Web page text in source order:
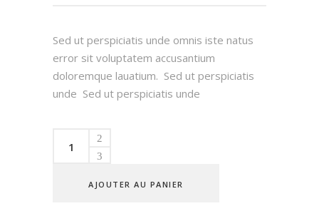
Sed ut perspiciatis unde omnis iste natus
error sit voluptatem accusantium
doloremque lauatium. Sed ut perspiciatis
unde Sed ut perspiciatis unde
Meal
AJOUTER AU PANIER